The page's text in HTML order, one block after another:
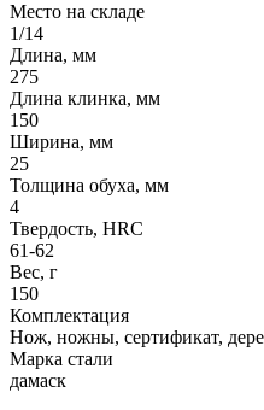
Место на складе
1/14
Длина, мм
275
Длина клинка, мм
150
Ширина, мм
25
Толщина обуха, мм
4
Твердость, HRC
61-62
Вес, г
150
Комплектация
Нож, ножны, сертификат,
Марка стали
дамаск